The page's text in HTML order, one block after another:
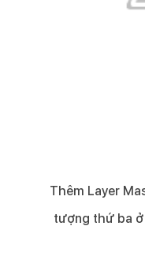
Thêm Layer
tượng thứ ba ở